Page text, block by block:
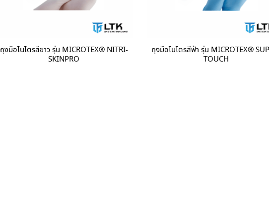
ถุงมือไนไตรสีขาว รุ่น MICROTEX®️ NITRI-
SKINPRO
ถุงมือไนไตรสีฟ้า รุ่น MICROTEX®️
TOUCH